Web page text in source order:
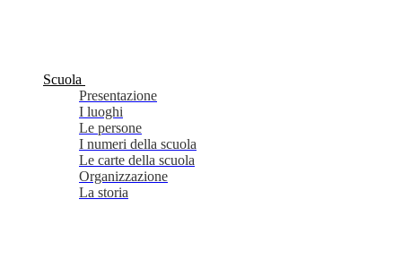
Scuola
Presentazione
I luoghi
Le persone
I numeri della scuola
Le carte della scuola
Organizzazione
La storia